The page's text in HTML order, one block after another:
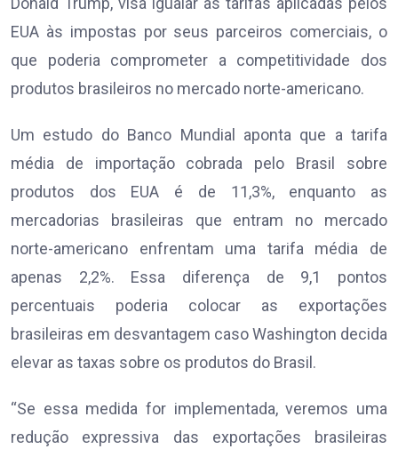
EUA às impostas por seus parceiros comerciais, o
que poderia comprometer a competitividade dos
produtos brasileiros no mercado norte-americano.
Um estudo do Banco Mundial aponta que a tarifa
média de importação cobrada pelo Brasil sobre
produtos dos EUA é de 11,3%, enquanto as
mercadorias brasileiras que entram no mercado
norte-americano enfrentam uma tarifa média de
apenas 2,2%. Essa diferença de 9,1 pontos
percentuais poderia colocar as exportações
brasileiras em desvantagem caso Washington decida
elevar as taxas sobre os produtos do Brasil.
“Se essa medida for implementada, veremos uma
redução expressiva das exportações brasileiras